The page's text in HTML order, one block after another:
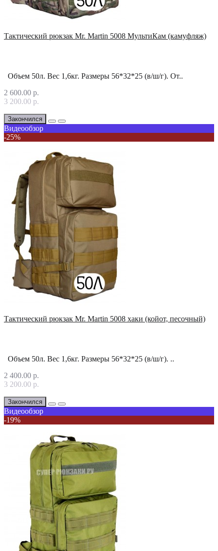
Тактический рюкзак Mr. Martin 5008 МультиКам (камуфляж)
Объем 50л. Вес 1,6кг. Размеры 56*32*25 (в/ш/г). От..
2 600.00 р.
3 200.00 р.
Закончился
Видеообзор
-25%
Тактический рюкзак Mr. Martin 5008 хаки (койот, песочный)
Объем 50л. Вес 1,6кг. Размеры 56*32*25 (в/ш/г). ..
2 400.00 р.
3 200.00 р.
Закончился
Видеообзор
-19%